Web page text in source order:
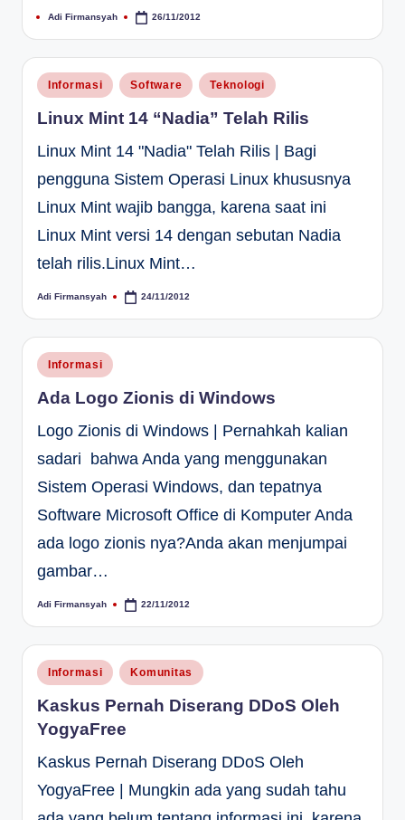
Posted
Adi Firmansyah 26/11/2012
Posted
in
Informasi Software Teknologi
Linux Mint 14 “Nadia” Telah Rilis
Linux Mint 14 "Nadia" Telah Rilis | Bagi
pengguna Sistem Operasi Linux khususnya
Linux Mint wajib bangga, karena saat ini
Linux Mint versi 14 dengan sebutan Nadia
telah rilis.Linux Mint…
Posted
Adi Firmansyah 24/11/2012
Posted
in
Informasi
Ada Logo Zionis di Windows
Logo Zionis di Windows | Pernahkah kalian
sadari bahwa Anda yang menggunakan
Sistem Operasi Windows, dan tepatnya
Software Microsoft Office di Komputer Anda
ada logo zionis nya?Anda akan menjumpai
gambar…
Posted
Adi Firmansyah 22/11/2012
Posted
in
Informasi Komunitas
Kaskus Pernah Diserang DDoS Oleh
YogyaFree
Kaskus Pernah Diserang DDoS Oleh
YogyaFree | Mungkin ada yang sudah tahu